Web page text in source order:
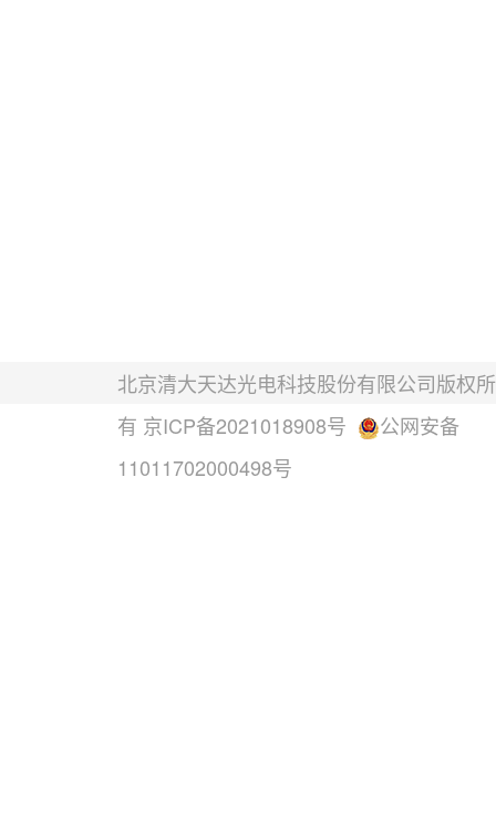
北京清大天达光电科技股份有限公司版权所
有 京ICP备2021018908号
公网安备
11011702000498号